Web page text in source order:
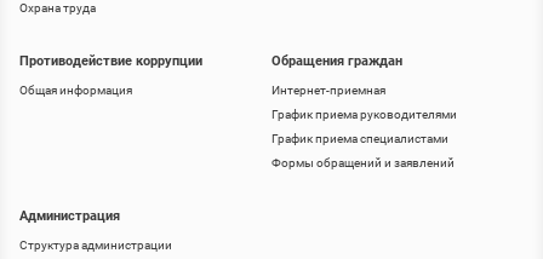
Охрана труда
Противодействие коррупции
Общая информация
Обращения граждан
Интернет-приемная
График приема руководителями
График приема специалистами
Формы обращений и заявлений
Администрация
Структура администрации